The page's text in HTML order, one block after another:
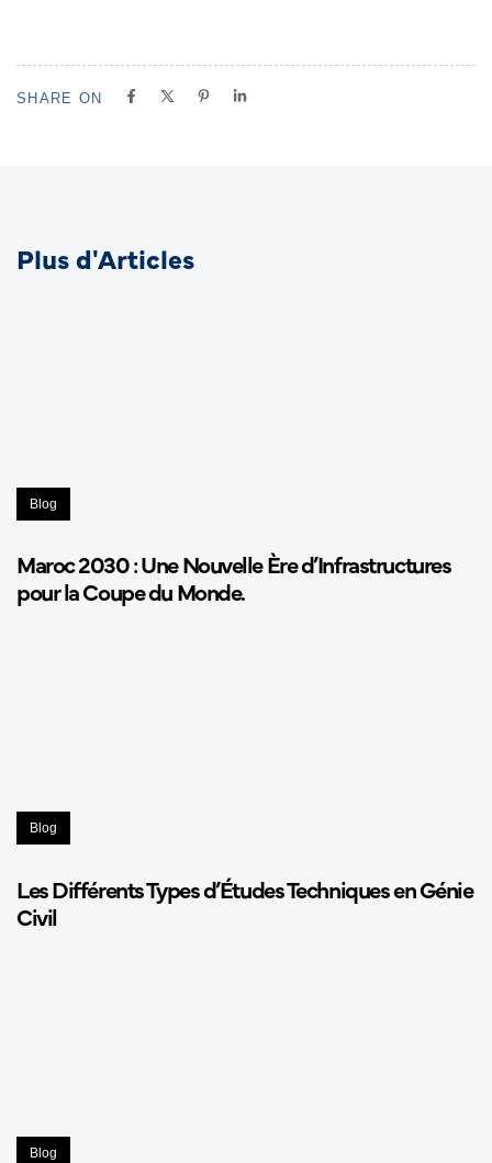
SHARE ON
Plus d'Articles
Blog
Maroc 2030 : Une Nouvelle Ère d’Infrastructures
pour la Coupe du Monde.
Blog
Les Différents Types d’Études Techniques en Génie
Civil
Blog